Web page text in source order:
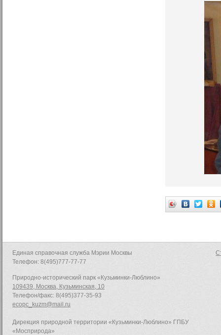
Единая справочная служба Мэрии Москвы
Телефон: 8(495)777-77-77
Природно-исторический парк «Кузьминки-Люблино»
109439, Москва, Кузьминская, 10
Телефон/факс: 8(495)377-35-93
ecopc_kuzm@mail.ru
Дирекция природной территории «Кузьминки-Люблино» ГПБУ
«Мосприрода»